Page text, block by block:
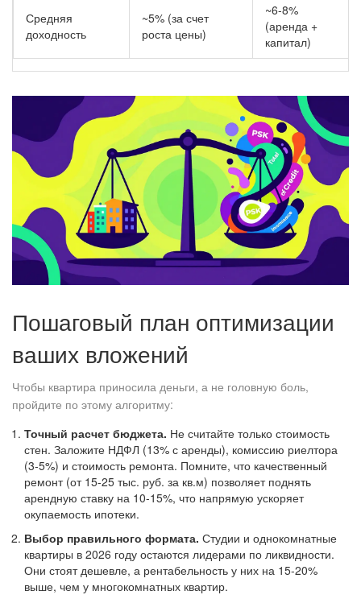
Средняя
доходность
~5% (за счет
роста цены)
~6-8%
(аренда +
капитал)
Пошаговый план оптимизации
ваших вложений
Чтобы квартира приносила деньги, а не головную боль,
пройдите по этому алгоритму:
Точный расчет бюджета. Не считайте только стоимость
стен. Заложите НДФЛ (13% с аренды), комиссию риелтора
(3-5%) и стоимость ремонта. Помните, что качественный
ремонт (от 15-25 тыс. руб. за кв.м) позволяет поднять
арендную ставку на 10-15%, что напрямую ускоряет
окупаемость ипотеки.
Выбор правильного формата. Студии и однокомнатные
квартиры в 2026 году остаются лидерами по ликвидности.
Они стоят дешевле, а рентабельность у них на 15-20%
выше, чем у многокомнатных квартир.